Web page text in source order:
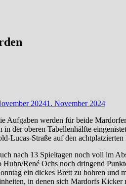
20241. November 2024
Aufgaben werden für beide
in der oberen Tabellenhälfte
Lucas-Straße auf den
nach 13 Spieltagen noch voll im
Huhn/René Ochs noch dringend
ein dickes Brett zu bohren und
in denen sich Mardorfs